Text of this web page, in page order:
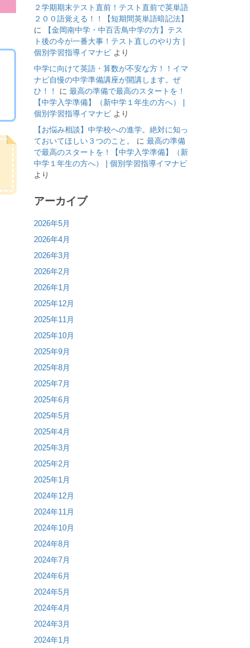
２学期期末テスト直前！テスト直前で英単語
２００語覚える！！【短期間英単語暗記法】
に
【金岡南中学・中百舌鳥中学の方】テス
ト後の今が一番大事！テスト直しのやり方 |
個別学習指導イマナビより
中学に向けて英語・算数が不安な方！！イマ
ナビ自慢の中学準備講座が開講します。ぜ
ひ！！
に 最高の準備で最高のスタートを！
【中学入学準備】（新中学１年生の方へ） |
個別学習指導イマナビより
【お悩み相談】中学校への進学。絶対に知っ
ておいてほしい３つのこと。
に 最高の準備
で最高のスタートを！【中学入学準備】（新
中学１年生の方へ） | 個別学習指導イマナビ
より
アーカイブ
2026年5月
2026年4月
2026年3月
2026年2月
2026年1月
2025年12月
2025年11月
2025年10月
2025年9月
2025年8月
2025年7月
2025年6月
2025年5月
2025年4月
2025年3月
2025年2月
2025年1月
2024年12月
2024年11月
2024年10月
2024年8月
2024年7月
2024年6月
2024年5月
2024年4月
2024年3月
2024年1月